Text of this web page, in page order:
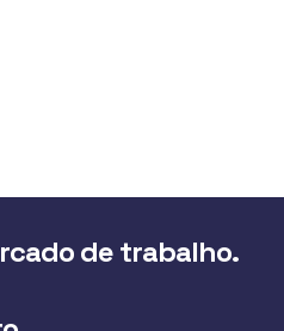
de trabalho.